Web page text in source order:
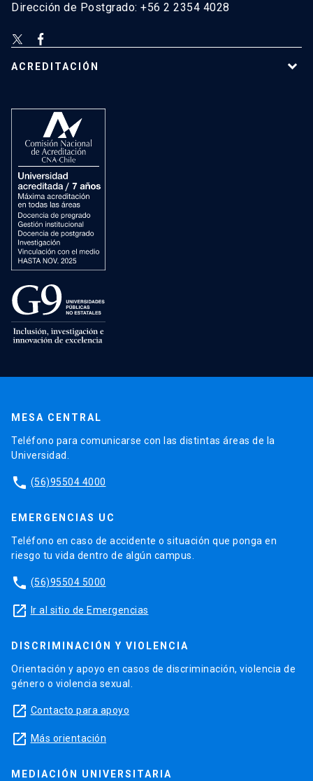
Dirección de Postgrado: +56 2 2354 4028
ACREDITACIÓN
MESA CENTRAL
Teléfono para comunicarse con las distintas áreas de la
Universidad.
phone (56)95504 4000
EMERGENCIAS UC
Teléfono en caso de accidente o situación que ponga en
riesgo tu vida dentro de algún campus.
phone (56)95504 5000
launch Ir al sitio de Emergencias
DISCRIMINACIÓN Y VIOLENCIA
Orientación y apoyo en casos de discriminación, violencia de
género o violencia sexual.
launch Contacto para apoyo
launch Más orientación
MEDIACIÓN UNIVERSITARIA